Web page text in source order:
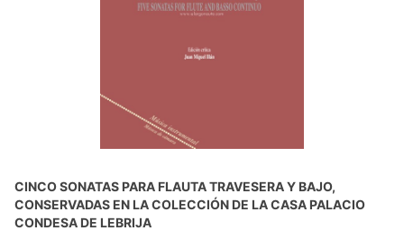
CINCO SONATAS PARA FLAUTA TRAVESERA Y BAJO,
CONSERVADAS EN LA COLECCIÓN DE LA CASA PALACIO
CONDESA DE LEBRIJA